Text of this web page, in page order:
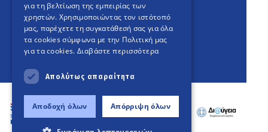
English Version
An project
για τη βελτίωση της εμπειρίας των
χρηστών. Χρησιμοποιώντας τον ιστότοπό
μας, παρέχετε τη συγκατάθεσή σας για όλα
τα cookies σύμφωνα με την Πολιτική μας
για τα cookies. Διαβάστε περισσότερα
Απολύτως απαραίτητα
Αποδοχή όλων Απόρριψη όλων